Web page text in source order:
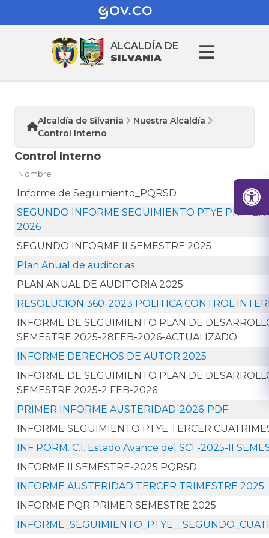
ALCALDÍA DE
SILVANIA
Alcaldía de Silvania
Nuestra Alcaldía
Control Interno
Control Interno
Nombre
Informe de Seguimiento_PQRSD
SEGUNDO INFORME SEGUIMIENTO PTYE PRIMER
2026
SEGUNDO INFORME II SEMESTRE 2025
Plan Anual de auditorias
PLAN ANUAL DE AUDITORIA 2025
RESOLUCION 360-2023 POLITICA CONTROL
INFORME DE SEGUIMIENTO PLAN DE
SEMESTRE 2025-28FEB-2026-ACTUALIZADO
INFORME DERECHOS DE AUTOR 2025
INFORME DE SEGUIMIENTO PLAN DE
SEMESTRE 2025-2 FEB-2026
PRIMER INFORME AUSTERIDAD-2026-PDF
INFORME SEGUIMIENTO PTYE TERCER
INF PORM. C.I. Estado Avance del SCI -2025-II
INFORME II SEMESTRE-2025 PQRSD
INFORME AUSTERIDAD TERCER TRIMESTRE 2025
INFORME PQR PRIMER SEMESTRE 2025